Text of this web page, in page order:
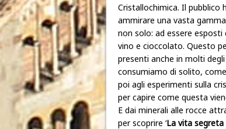
Cristallochimica. Il pubblico
ammirare una vasta
non solo: ad essere esposti
vino e cioccolato. Questo
presenti anche in molti
consumiamo di solito,
poi agli esperimenti sulla
per capire come questa
E dai minerali alle rocce
per scoprire ‘La vita segreta